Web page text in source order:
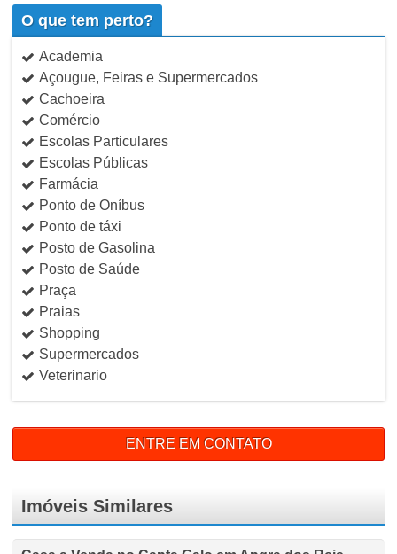
O que tem perto?
Academia
Açougue, Feiras e Supermercados
Cachoeira
Comércio
Escolas Particulares
Escolas Públicas
Farmácia
Ponto de Oníbus
Ponto de táxi
Posto de Gasolina
Posto de Saúde
Praça
Praias
Shopping
Supermercados
Veterinario
ENTRE EM CONTATO
Imóveis Similares